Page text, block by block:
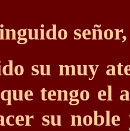
señor,
su muy
tengo el
su